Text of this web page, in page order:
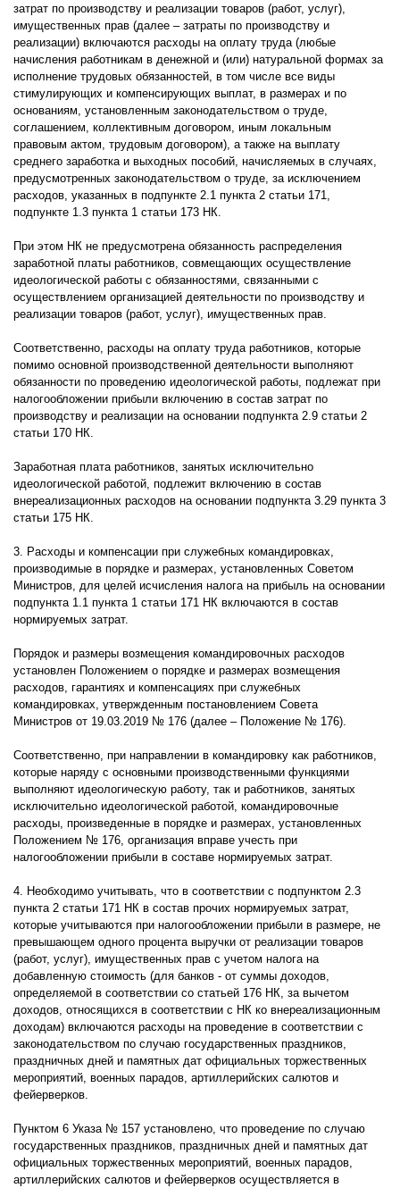
затрат по производству и реализации товаров (работ, услуг),
имущественных прав (далее – затраты по производству и
реализации) включаются расходы на оплату труда (любые
начисления работникам в денежной и (или) натуральной формах за
исполнение трудовых обязанностей, в том числе все виды
стимулирующих и компенсирующих выплат, в размерах и по
основаниям, установленным законодательством о труде,
соглашением, коллективным договором, иным локальным
правовым актом, трудовым договором), а также на выплату
среднего заработка и выходных пособий, начисляемых в случаях,
предусмотренных законодательством о труде, за исключением
расходов, указанных в подпункте 2.1 пункта 2 статьи 171,
подпункте 1.3 пункта 1 статьи 173 НК.
При этом НК не предусмотрена обязанность распределения
заработной платы работников, совмещающих осуществление
идеологической работы с обязанностями, связанными с
осуществлением организацией деятельности по производству и
реализации товаров (работ, услуг), имущественных прав.
Соответственно, расходы на оплату труда работников, которые
помимо основной производственной деятельности выполняют
обязанности по проведению идеологической работы, подлежат при
налогообложении прибыли включению в состав затрат по
производству и реализации на основании подпункта 2.9 статьи 2
статьи 170 НК.
Заработная плата работников, занятых исключительно
идеологической работой, подлежит включению в состав
внереализационных расходов на основании подпункта 3.29 пункта 3
статьи 175 НК.
3. Расходы и компенсации при служебных командировках,
производимые в порядке и размерах, установленных Советом
Министров, для целей исчисления налога на прибыль на основании
подпункта 1.1 пункта 1 статьи 171 НК включаются в состав
нормируемых затрат.
Порядок и размеры возмещения командировочных расходов
установлен Положением о порядке и размерах возмещения
расходов, гарантиях и компенсациях при служебных
командировках, утвержденным постановлением Совета
Министров от 19.03.2019 № 176 (далее – Положение № 176).
Соответственно, при направлении в командировку как работников,
которые наряду с основными производственными функциями
выполняют идеологическую работу, так и работников, занятых
исключительно идеологической работой, командировочные
расходы, произведенные в порядке и размерах, установленных
Положением № 176, организация вправе учесть при
налогообложении прибыли в составе нормируемых затрат.
4. Необходимо учитывать, что в соответствии с подпунктом 2.3
пункта 2 статьи 171 НК в состав прочих нормируемых затрат,
которые учитываются при налогообложении прибыли в размере, не
превышающем одного процента выручки от реализации товаров
(работ, услуг), имущественных прав с учетом налога на
добавленную стоимость (для банков - от суммы доходов,
определяемой в соответствии со статьей 176 НК, за вычетом
доходов, относящихся в соответствии с НК ко внереализационным
доходам) включаются расходы на проведение в соответствии с
законодательством по случаю государственных праздников,
праздничных дней и памятных дат официальных торжественных
мероприятий, военных парадов, артиллерийских салютов и
фейерверков.
Пунктом 6 Указа № 157 установлено, что проведение по случаю
государственных праздников, праздничных дней и памятных дат
официальных торжественных мероприятий, военных парадов,
артиллерийских салютов и фейерверков осуществляется в